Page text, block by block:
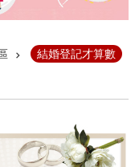
結婚登記才算數